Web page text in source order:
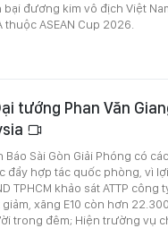
đương kim vô địch Việt
ASEAN Cup 2026.
tướng Phan Văn
Sài Gòn Giải Phóng có
đẩy hợp tác quốc phòng, vì
TPHCM khảo sát ATTP
xăng E10 còn hơn
trong đêm; Hiện trường vụ